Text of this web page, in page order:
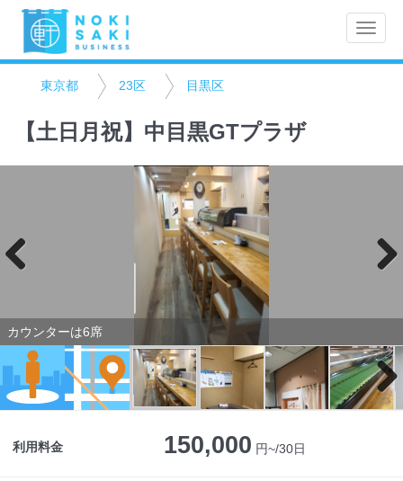
Toggle
東京都 23区 目黒区
【土日月祝】中目黒GTプラザ
カウンターは6席
Next
利用料金 150,000 円~/30日